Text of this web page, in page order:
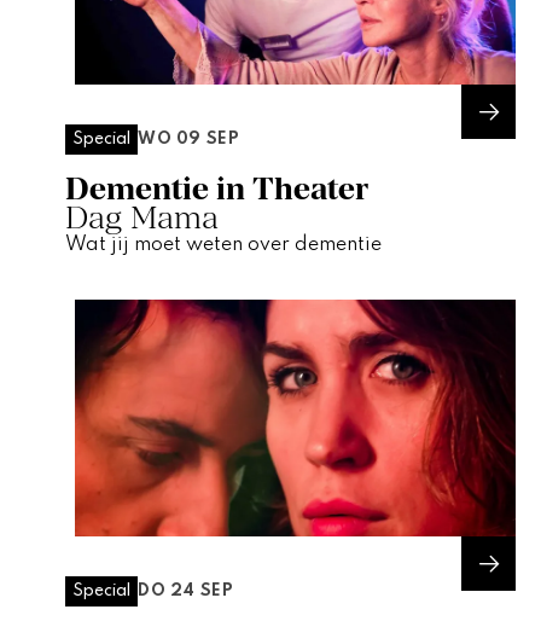
Special WO 09 SEP
Dementie in Theater
Dag Mama
Wat jij moet weten over dementie
Special DO 24 SEP